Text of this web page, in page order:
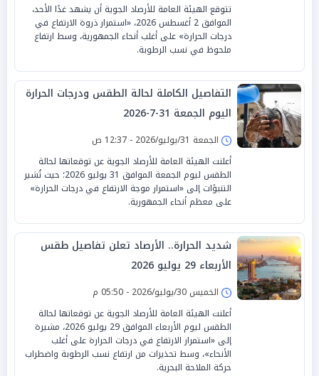
تتوقع الهيئة العامة للأرصاد الجوية أن يشهد غدًا الأحد،
الموافق 2 أغسطس 2026، «استمرار ذروة الارتفاع في
درجات الحرارة» على أغلب أنحاء الجمهورية، وسط ارتفاع
ملحوظ في نسب الرطوبة.
التفاصيل الكاملة لحالة الطقس ودرجات الحرارة
اليوم الجمعة 31-7-2026
الجمعة 31/يوليو/2026 - 12:37 ص
أعلنت الهيئة العامة للأرصاد الجوية عن توقعاتها لحالة
الطقس ليوم الجمعة الموافق 31 يوليو 2026؛ حيث تُشير
التنبؤات إلى «استمرار موجة الارتفاع في درجات الحرارة»
على معظم أنحاء الجمهورية.
شديد الحرارة.. الأرصاد تعلن تفاصيل طقس
الأربعاء 29 يوليو 2026
الخميس 30/يوليو/2026 - 05:50 م
أعلنت الهيئة العامة للأرصاد الجوية عن توقعاتها لحالة
الطقس ليوم الأربعاء الموافق 29 يوليو 2026، مشيرة
إلى «استمرار الارتفاع في درجات الحرارة على أغلب
الأنحاء»، وسط تحذيرات من ارتفاع نسب الرطوبة واضطراب
حركة الملاحة البحرية.